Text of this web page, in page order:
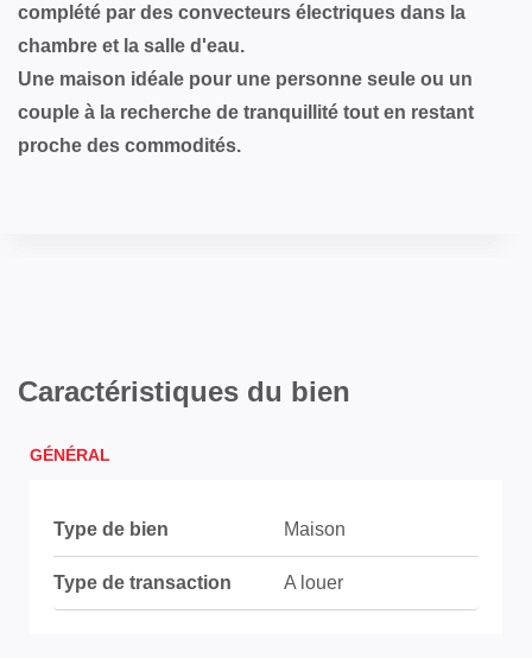
complété par des convecteurs électriques dans la
chambre et la salle d'eau.
Une maison idéale pour une personne seule ou un
couple à la recherche de tranquillité tout en restant
proche des commodités.
Caractéristiques du bien
GÉNÉRAL
Type de bien Maison
Type de transaction A louer